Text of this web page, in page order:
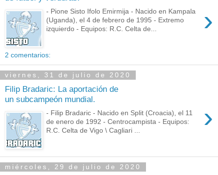
›
- Pione Sisto Ifolo Emirmija - Nacido en Kampala
(Uganda), el 4 de febrero de 1995 - Extremo
izquierdo - Equipos: R.C. Celta de...
2 comentarios:
viernes, 31 de julio de 2020
Filip Bradaric: La aportación de
un subcampeón mundial.
›
- Filip Bradaric - Nacido en Split (Croacia), el 11
de enero de 1992 - Centrocampista - Equipos:
R.C. Celta de Vigo \ Cagliari ...
miércoles, 29 de julio de 2020